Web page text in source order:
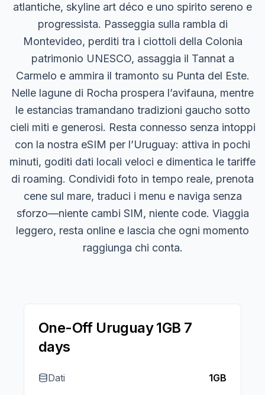
atlantiche, skyline art déco e uno spirito sereno e
progressista. Passeggia sulla rambla di
Montevideo, perditi tra i ciottoli della Colonia
patrimonio UNESCO, assaggia il Tannat a
Carmelo e ammira il tramonto su Punta del Este.
Nelle lagune di Rocha prospera l’avifauna, mentre
le estancias tramandano tradizioni gaucho sotto
cieli miti e generosi. Resta connesso senza intoppi
con la nostra eSIM per l’Uruguay: attiva in pochi
minuti, goditi dati locali veloci e dimentica le tariffe
di roaming. Condividi foto in tempo reale, prenota
cene sul mare, traduci i menu e naviga senza
sforzo—niente cambi SIM, niente code. Viaggia
leggero, resta online e lascia che ogni momento
raggiunga chi conta.
One-Off Uruguay 1GB 7
days
Dati
1GB